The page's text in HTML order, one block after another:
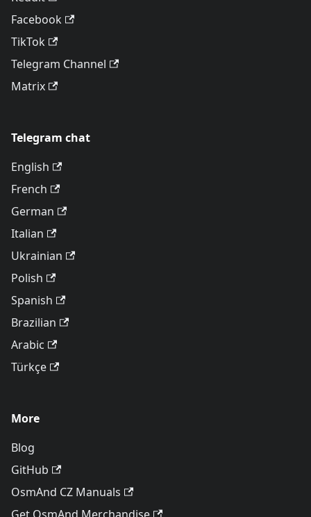
Facebook
TikTok
Telegram Channel
Matrix
Telegram chat
English
French
German
Italian
Ukrainian
Polish
Spanish
Brazilian
Arabic
Türkçe
More
Blog
GitHub
OsmAnd CZ Manuals